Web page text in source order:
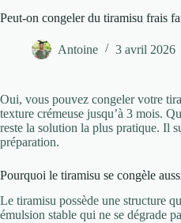
Peut-on congeler du tiramisu frais
Antoine 3 avril 2026
Oui, vous pouvez congeler votre
texture crémeuse jusqu’à 3 mois.
reste la solution la plus pratique. Il
préparation.
Pourquoi le tiramisu se congèle
Le tiramisu possède une structure
émulsion stable qui ne se dégrade